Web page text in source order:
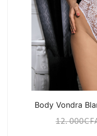
Body Vondra
12. 000